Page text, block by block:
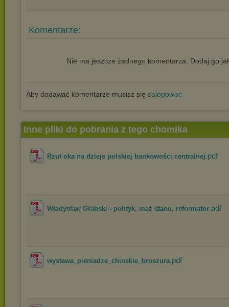
Komentarze:
Nie ma jeszcze żadnego komentarza. Dodaj go
Aby dodawać komentarze musisz się zalogować
Inne pliki do pobrania z tego chomika
Rzut oka na dzieje polskiej bankowości centralnej.pdf
Władysław Grabski - polityk, mąż stanu, reformator.pdf
wystawa_pieniadze_chinskie_broszura.pdf